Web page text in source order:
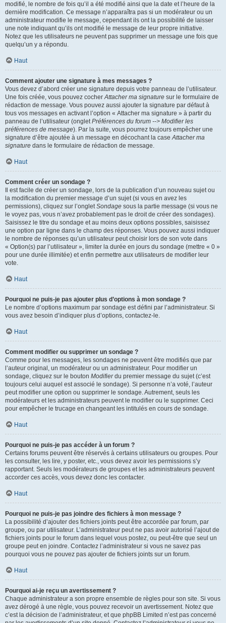
modifié, le nombre de fois qu’il a été modifié ainsi que la date et l’heure de la
dernière modification. Ce message n’apparaîtra pas si un modérateur ou un
administrateur modifie le message, cependant ils ont la possibilité de laisser
une note indiquant qu’ils ont modifié le message de leur propre initiative.
Notez que les utilisateurs ne peuvent pas supprimer un message une fois que
quelqu’un y a répondu.
Haut
Comment ajouter une signature à mes messages ?
Vous devez d’abord créer une signature depuis votre panneau de l’utilisateur.
Une fois créée, vous pouvez cocherAttacher ma signature sur le formulaire de
rédaction de message. Vous pouvez aussi ajouter la signature par défaut à
tous vos messages en activant l’option « Attacher ma signature » à partir du
panneau de l’utilisateur (ongletPréférences du forum --> Modifier les
préférences de message). Par la suite, vous pourrez toujours empêcher une
signature d’être ajoutée à un message en décochant la caseAttacher ma
signature dans le formulaire de rédaction de message.
Haut
Comment créer un sondage ?
Il est facile de créer un sondage, lors de la publication d’un nouveau sujet ou
la modification du premier message d’un sujet (si vous en avez les
permissions), cliquez sur l’ongletSondage sous la partie message (si vous ne
le voyez pas, vous n’avez probablement pas le droit de créer des sondages).
Saisissez le titre du sondage et au moins deux options possibles, saisissez
une option par ligne dans le champ des réponses. Vous pouvez aussi indiquer
le nombre de réponses qu’un utilisateur peut choisir lors de son vote dans
« Option(s) par l’utilisateur », limiter la durée en jours du sondage (mettre « 0 »
pour une durée illimitée) et enfin permettre aux utilisateurs de modifier leur
vote.
Haut
Pourquoi ne puis-je pas ajouter plus d’options à mon sondage ?
Le nombre d’options maximum par sondage est défini par l’administrateur. Si
vous avez besoin d’indiquer plus d’options, contactez-le.
Haut
Comment modifier ou supprimer un sondage ?
Comme pour les messages, les sondages ne peuvent être modifiés que par
l’auteur original, un modérateur ou un administrateur. Pour modifier un
sondage, cliquez sur le bouton Modifierdu premier message du sujet (c’est
toujours celui auquel est associé le sondage). Si personne n’a voté, l’auteur
peut modifier une option ou supprimer le sondage. Autrement, seuls les
modérateurs et les administrateurs peuvent le modifier ou le supprimer. Ceci
pour empêcher le trucage en changeant les intitulés en cours de sondage.
Haut
Pourquoi ne puis-je pas accéder à un forum ?
Certains forums peuvent être réservés à certains utilisateurs ou groupes. Pour
les consulter, les lire, y poster, etc., vous devez avoir les permissions s’y
rapportant. Seuls les modérateurs de groupes et les administrateurs peuvent
accorder ces accès, vous devez donc les contacter.
Haut
Pourquoi ne puis-je pas joindre des fichiers à mon message ?
La possibilité d’ajouter des fichiers joints peut être accordée par forum, par
groupe, ou par utilisateur. L’administrateur peut ne pas avoir autorisé l’ajout de
fichiers joints pour le forum dans lequel vous postez, ou peut-être que seul un
groupe peut en joindre. Contactez l’administrateur si vous ne savez pas
pourquoi vous ne pouvez pas ajouter de fichiers joints sur un forum.
Haut
Pourquoi ai-je reçu un avertissement ?
Chaque administrateur a son propre ensemble de règles pour son site. Si vous
avez dérogé à une règle, vous pouvez recevoir un avertissement. Notez que
c’est la décision de l’administrateur, et que phpBB Limited n’est pas concerné